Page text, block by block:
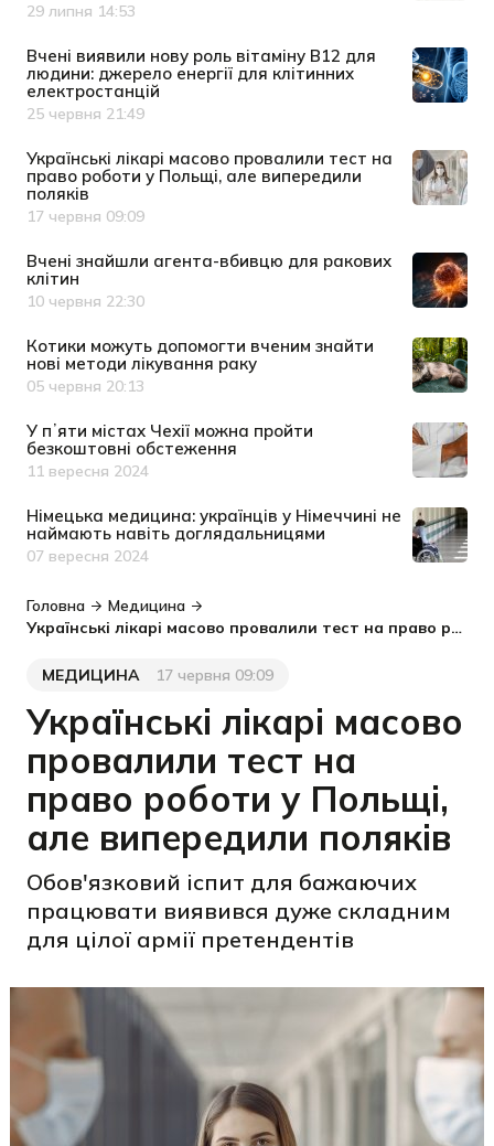
Дата публікації
29 липня 14:53
Вчені виявили нову роль вітаміну B12 для
людини: джерело енергії для клітинних
електростанцій
Дата публікації
25 червня 21:49
Українські лікарі масово провалили тест на
право роботи у Польщі, але випередили
поляків
Дата публікації
17 червня 09:09
Вчені знайшли агента-вбивцю для ракових
клітин
Дата публікації
10 червня 22:30
Котики можуть допомогти вченим знайти
нові методи лікування раку
Дата публікації
05 червня 20:13
У пʼяти містах Чехії можна пройти
безкоштовні обстеження
Дата публікації
11 вересня 2024
Німецька медицина: українців у Німеччині не
наймають навіть доглядальницями
Дата публікації
07 вересня 2024
Головна
Медицина
Українські лікарі масово провалили тест на право роботи у Польщі, але випередили поляків
Категорія
МЕДИЦИНА
Дата публікації17 червня 09:09
Українські лікарі масово
провалили тест на
право роботи у Польщі,
але випередили поляків
Обов'язковий іспит для бажаючих
працювати виявився дуже складним
для цілої армії претендентів